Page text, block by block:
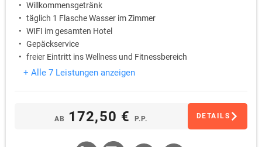
Willkommensgetränk
täglich 1 Flasche Wasser im Zimmer
WIFI im gesamten Hotel
Gepäckservice
freier Eintritt ins Wellness und Fitnessbereich
+ Alle 7 Leistungen anzeigen
AB 172,50 € P.P. DETAILS